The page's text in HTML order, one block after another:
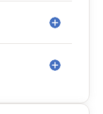
理士が対応
に担当スタ
はありませ